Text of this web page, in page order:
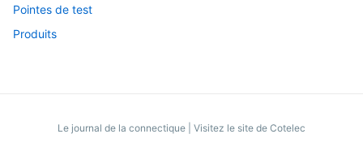
Pointes de test
Produits
Le journal de la connectique Visitez le site de Cotelec